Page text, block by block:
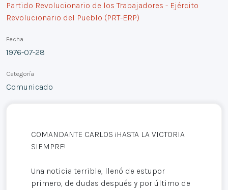
Partido Revolucionario de los Trabajadores - Ejército
Revolucionario del Pueblo (PRT-ERP)
Fecha
1976-07-28
Categoría
Comunicado
COMANDANTE CARLOS ¡HASTA LA VICTORIA
SIEMPRE!
Una noticia terrible, llenó de estupor
primero, de dudas después y por último de